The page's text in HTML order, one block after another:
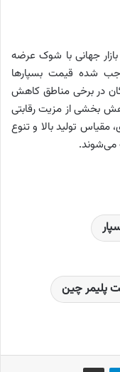
جهانی با شوک عرضه
شده قیمت بسپارها
در برخی مناطق کاهش
بخشی از مزیت رقابتی
تولید بالا و تنوع
می‌شوند.
پلیمر چین